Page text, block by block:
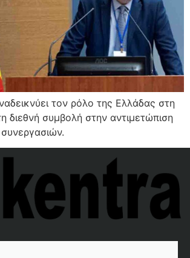
τον ρόλο της Ελλάδας στη
διεθνή συμβολή στην αντιμετώπιση